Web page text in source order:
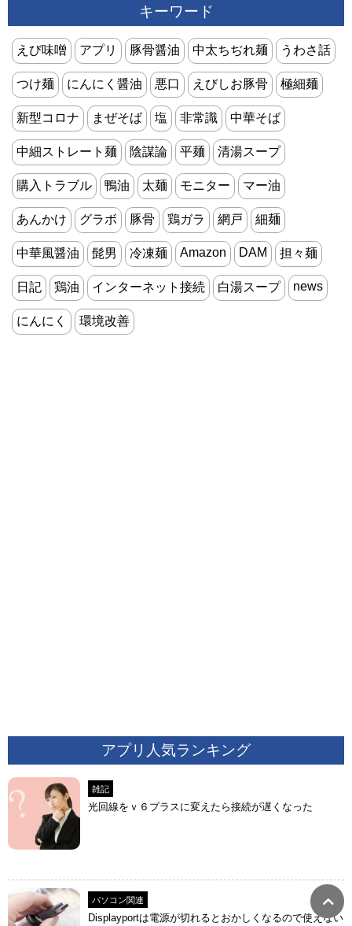
キーワード
えび味噌 アプリ 豚骨醤油 中太ちぢれ麺 うわさ話
つけ麺 にんにく醤油 悪口 えびしお豚骨 極細麺
新型コロナ まぜそば 塩 非常識 中華そば
中細ストレート麺 陰謀論 平麺 清湯スープ
購入トラブル 鴨油 太麺 モニター マー油
あんかけ グラボ 豚骨 鶏ガラ 網戸 細麺
中華風醤油 髭男 冷凍麺 Amazon DAM 担々麺
日記 鶏油 インターネット接続 白湯スープ news
にんにく 環境改善
アプリ人気ランキング
雑記
光回線をｖ６プラスに変えたら接続が遅くなった
パソコン関連
Displayportは電源が切れるとおかしくなるので使えない